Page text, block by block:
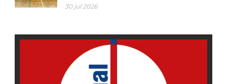
30 jul 2026